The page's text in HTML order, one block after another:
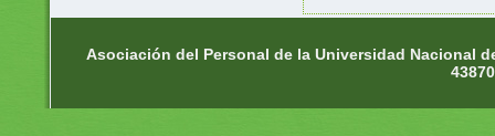
Asociación del Personal de la Universidad Nacional